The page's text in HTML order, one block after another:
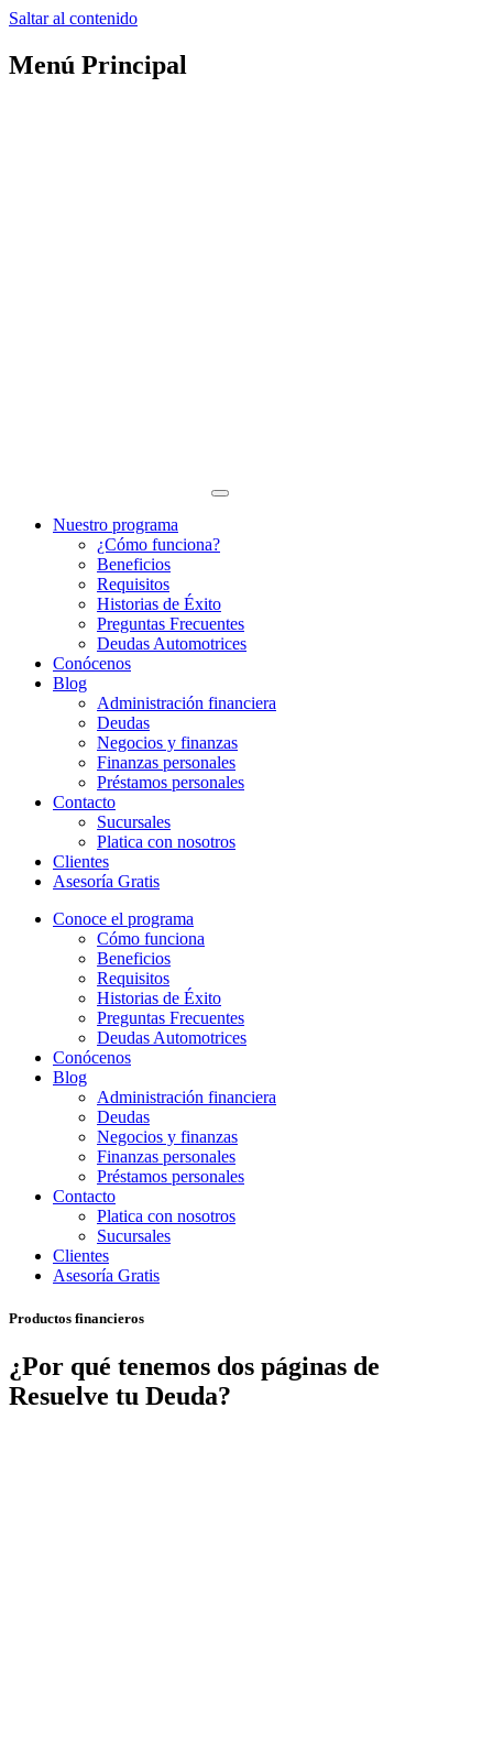
Saltar al contenido
Menú Principal
Nuestro programa
¿Cómo funciona?
Beneficios
Requisitos
Historias de Éxito
Preguntas Frecuentes
Deudas Automotrices
Conócenos
Blog
Administración financiera
Deudas
Negocios y finanzas
Finanzas personales
Préstamos personales
Contacto
Sucursales
Platica con nosotros
Clientes
Asesoría Gratis
Conoce el programa
Cómo funciona
Beneficios
Requisitos
Historias de Éxito
Preguntas Frecuentes
Deudas Automotrices
Conócenos
Blog
Administración financiera
Deudas
Negocios y finanzas
Finanzas personales
Préstamos personales
Contacto
Platica con nosotros
Sucursales
Clientes
Asesoría Gratis
Productos financieros
¿Por qué tenemos dos páginas de
Resuelve tu Deuda?